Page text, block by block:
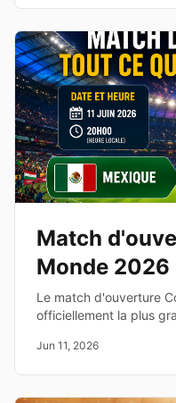
Match
Monde 2026
diffusion TV
Le match d'ouverture
officiellement la plus
chaînes de diffusion.
Jun 11, 2026